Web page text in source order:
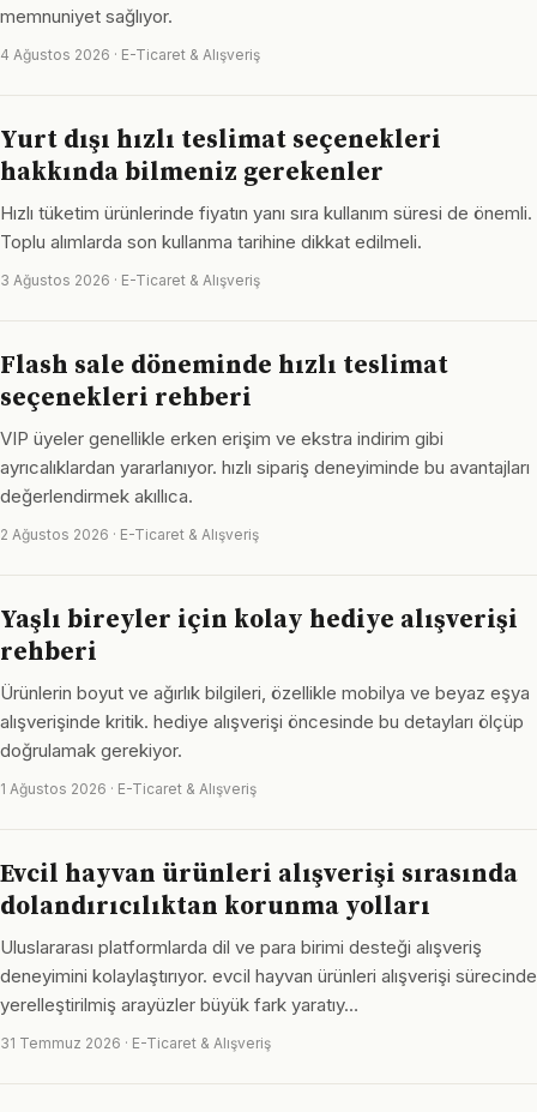
memnuniyet sağlıyor.
4 Ağustos 2026 · E-Ticaret & Alışveriş
Yurt dışı hızlı teslimat seçenekleri
hakkında bilmeniz gerekenler
Hızlı tüketim ürünlerinde fiyatın yanı sıra kullanım süresi de önemli.
Toplu alımlarda son kullanma tarihine dikkat edilmeli.
3 Ağustos 2026 · E-Ticaret & Alışveriş
Flash sale döneminde hızlı teslimat
seçenekleri rehberi
VIP üyeler genellikle erken erişim ve ekstra indirim gibi
ayrıcalıklardan yararlanıyor. hızlı sipariş deneyiminde bu avantajları
değerlendirmek akıllıca.
2 Ağustos 2026 · E-Ticaret & Alışveriş
Yaşlı bireyler için kolay hediye alışverişi
rehberi
Ürünlerin boyut ve ağırlık bilgileri, özellikle mobilya ve beyaz eşya
alışverişinde kritik. hediye alışverişi öncesinde bu detayları ölçüp
doğrulamak gerekiyor.
1 Ağustos 2026 · E-Ticaret & Alışveriş
Evcil hayvan ürünleri alışverişi sırasında
dolandırıcılıktan korunma yolları
Uluslararası platformlarda dil ve para birimi desteği alışveriş
deneyimini kolaylaştırıyor. evcil hayvan ürünleri alışverişi sürecinde
yerelleştirilmiş arayüzler büyük fark yaratıy…
31 Temmuz 2026 · E-Ticaret & Alışveriş